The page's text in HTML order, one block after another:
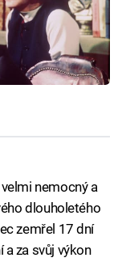
nemocný a
dlouholetého
zemřel 17 dní
za svůj výkon